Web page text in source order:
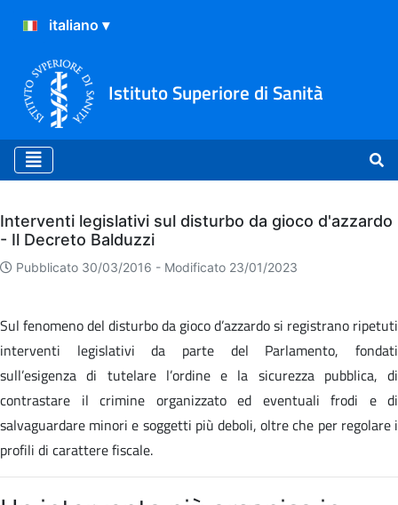
Istituto Superiore di Sanità
Archivio
Interventi legislativi sul disturbo da gioco d'azzardo
- Il Decreto Balduzzi
Pubblicato 30/03/2016 - Modificato 23/01/2023
Sul fenomeno del disturbo da gioco d’azzardo si registrano ripetuti
interventi legislativi da parte del Parlamento, fondati
sull’esigenza di tutelare l’ordine e la sicurezza pubblica, di
contrastare il crimine organizzato ed eventuali frodi e di
salvaguardare minori e soggetti più deboli, oltre che per regolare i
profili di carattere fiscale.